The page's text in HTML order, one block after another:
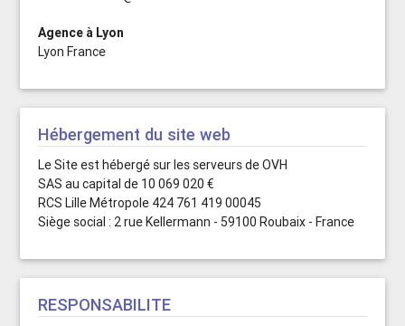
Agence à Lyon
Lyon France
Hébergement du site web
Le Site est hébergé sur les serveurs de OVH
SAS au capital de 10 069 020 €
RCS Lille Métropole 424 761 419 00045
Siège social : 2 rue Kellermann - 59100 Roubaix - France
RESPONSABILITE